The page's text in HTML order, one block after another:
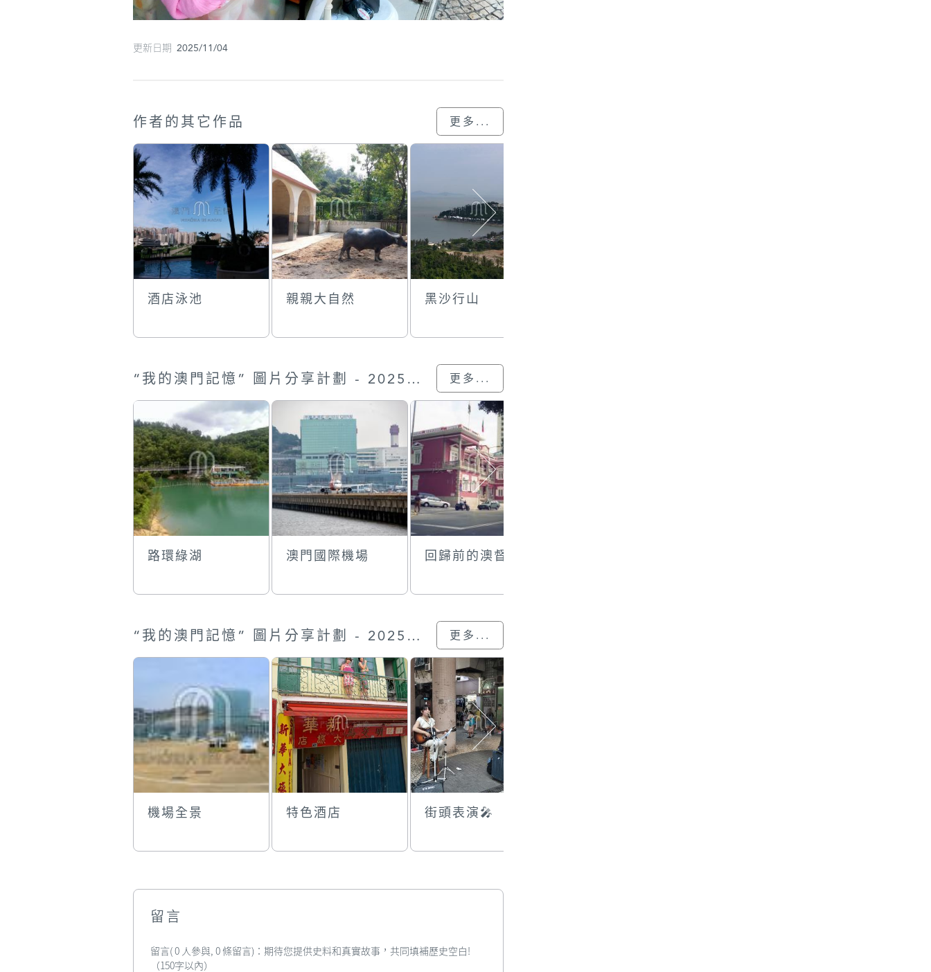
更新日期 2025/11/04
作者的其它作品 更多...
酒店泳池 親親大自然 黑沙行山
“我的澳門記憶” 圖片分享計劃 - 2025的入選作品 更多...
路環綠湖 澳門國際機場 回歸前的澳督府
“我的澳門記憶” 圖片分享計劃 - 2025的參與作品 更多...
機場全景 特色酒店 街頭表演🎤
留言
留言( 0 人參與, 0 條留言)：期待您提供史料和真實故事，共同填補歷史空白!
（150字以內）